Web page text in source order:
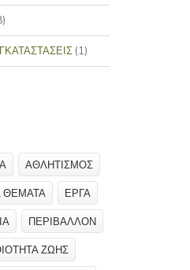
(1)
ΑΘΛΗΤΙΣΜΟΣ
ΘΕΜΑΤΑ ΕΡΓΑ
ΠΕΡΙΒΑΛΛΟΝ
ΖΩΗΣ